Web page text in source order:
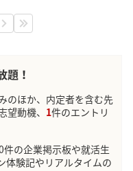
た？
問・形式だったか
題！
のほか、内定者を含む先
望動機、 1件のエントリ
の企業掲示板や就活生
体験記やリアルタイムの